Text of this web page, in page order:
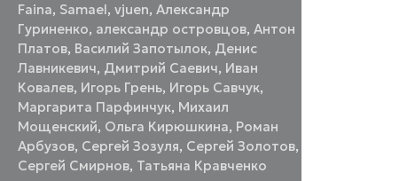
Faina, Samael,vjuen,Александр
Гуриненко, александр островцов,Антон
Платов, Василий Запотылок, Денис
Лавникевич, Дмитрий Саевич, Иван
Ковалев, Игорь Грень, Игорь Савчук,
Маргарита Парфинчук, Михаил
Мощенский, Ольга Кирюшкина, Роман
Арбузов, Сергей Зозуля, Сергей Золотов,
Сергей Смирнов, Татьяна Кравченко